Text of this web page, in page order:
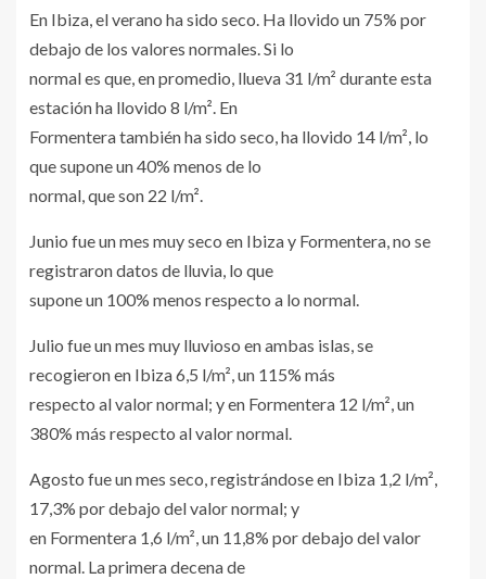
En Ibiza, el verano ha sido seco. Ha llovido un 75% por
debajo de los valores normales. Si lo
normal es que, en promedio, llueva 31 l/m² durante esta
estación ha llovido 8 l/m². En
Formentera también ha sido seco, ha llovido 14 l/m², lo
que supone un 40% menos de lo
normal, que son 22 l/m².
Junio fue un mes muy seco en Ibiza y Formentera, no se
registraron datos de lluvia, lo que
supone un 100% menos respecto a lo normal.
Julio fue un mes muy lluvioso en ambas islas, se
recogieron en Ibiza 6,5 l/m², un 115% más
respecto al valor normal; y en Formentera 12 l/m², un
380% más respecto al valor normal.
Agosto fue un mes seco, registrándose en Ibiza 1,2 l/m²,
17,3% por debajo del valor normal; y
en Formentera 1,6 l/m², un 11,8% por debajo del valor
normal. La primera decena de